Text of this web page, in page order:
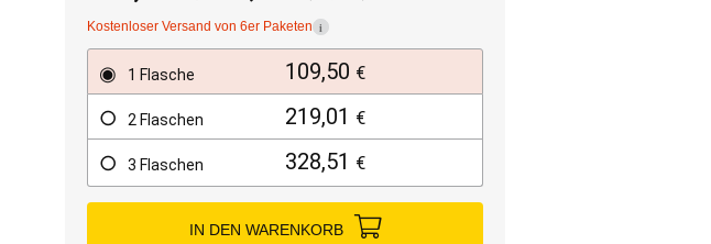
Kostenloser Versand von 6er Paketen i
1 Flasche 109,50 €
2 Flaschen 219,01 €
3 Flaschen 328,51 €
IN DEN WARENKORB